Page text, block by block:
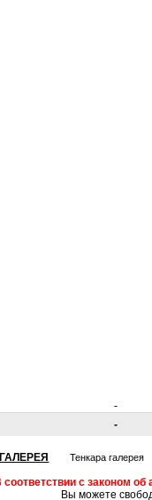
-
-
Тенкара галерея
соответствии с законом об
Вы можете